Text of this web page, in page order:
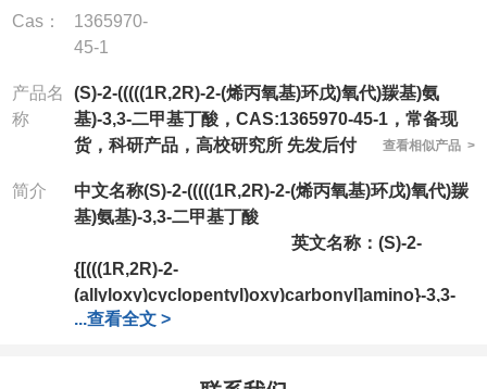
Cas：
1365970-
45-1
产品名
称
(S)-2-(((((1R,2R)-2-(烯丙氧基)环戊)氧代)羰基)氨
基)-3,3-二甲基丁酸，CAS:1365970-45-1，常备现
货，科研产品，高校研究所 先发后付
查看相似产品 >
简介 中文名称(S)-2-(((((1R,2R)-2-(烯丙氧基)环戊)氧代)羰
基)氨基)-3,3-二甲基丁酸
英文名称： (S)-2-
{[(((1R,2R)-2-
(allyloxy)cyclopentyl)oxy)carbonyl]amino}-3,3-
dimethylbutanoic acid
...查看全文 >